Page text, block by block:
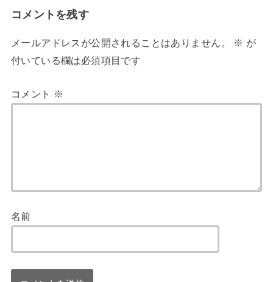
コメントを残す
メールアドレスが公開されることはありません。 ※ が
付いている欄は必須項目です
コメント ※
名前